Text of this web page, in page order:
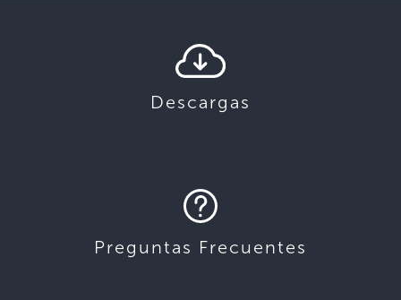
Descargas
Preguntas Frecuentes